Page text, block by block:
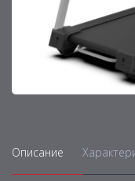
Описание